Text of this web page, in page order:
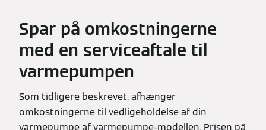
Spar på omkostningerne
med en serviceaftale til
varmepumpen
Som tidligere beskrevet, afhænger
omkostningerne til vedligeholdelse af din
varmepumpe af varmepumpe-modellen. Prisen på